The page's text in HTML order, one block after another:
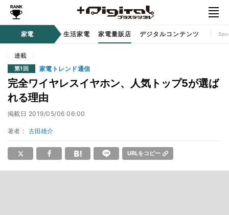
家電
計 / ウェアラブル 生活家電 家電量販店 デジタルコンテンツ
連載
第1回 家電トレンド通信
完全ワイヤレスイヤホン、人気トップ5が選ば
れる理由
掲載日 2019/05/06 06:00
著者： 古田雄介
URLをコピー